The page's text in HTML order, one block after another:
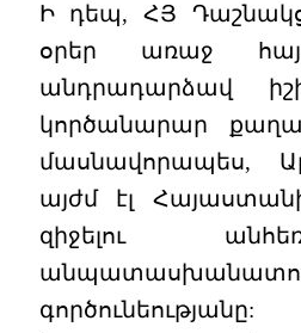
Ի դեպ, ՀՅ
օրեր առաջ
անդրադարձավ
կործանարար
մասնավորապես,
այժմ էլ
զիջելու